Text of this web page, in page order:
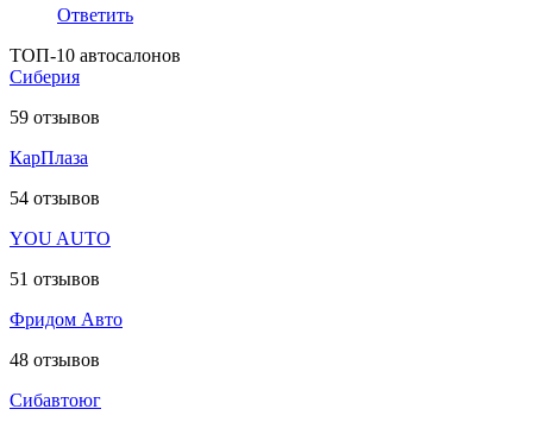
Ответить
ТОП-10 автосалонов
Сиберия
59 отзывов
КарПлаза
54 отзывов
YOU AUTO
51 отзывов
Фридом Авто
48 отзывов
Сибавтоюг